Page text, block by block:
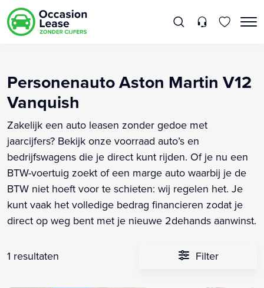
Personenauto Aston Martin V12
Vanquish
Zakelijk een auto leasen zonder gedoe met
jaarcijfers? Bekijk onze voorraad auto’s en
bedrijfswagens die je direct kunt rijden. Of je nu een
BTW-voertuig zoekt of een marge auto waarbij je de
BTW niet hoeft voor te schieten: wij regelen het. Je
kunt vaak het volledige bedrag financieren zodat je
direct op weg bent met je nieuwe 2dehands aanwinst.
1 resultaten Filter